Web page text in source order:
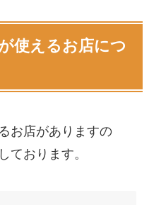
使えるお店につ
お店がありますの
ております。